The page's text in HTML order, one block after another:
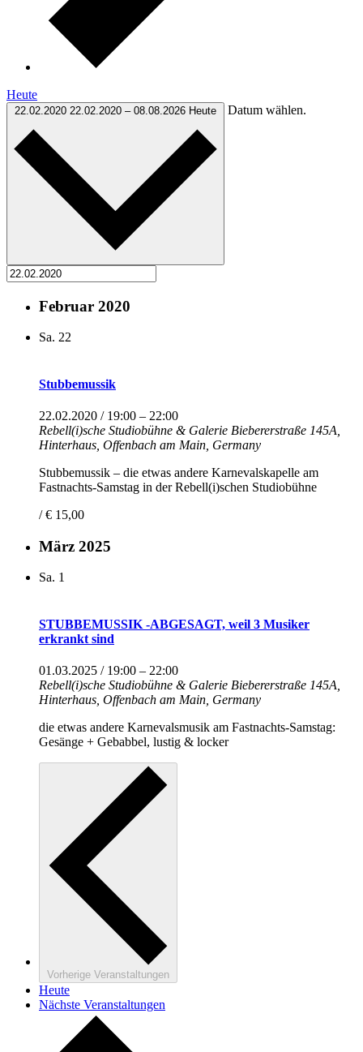
Heute
22.02.2020 22.02.2020 – 08.08.2026 Heute Datum wählen.
Februar 2020
Sa. 22
Stubbemussik
22.02.2020 / 19:00 – 22:00
Rebell(i)sche Studiobühne & Galerie Biebererstraße 145A,
Hinterhaus, Offenbach am Main, Germany
Stubbemussik – die etwas andere Karnevalskapelle am
Fastnachts-Samstag in der Rebell(i)schen Studiobühne
/ € 15,00
März 2025
Sa. 1
STUBBEMUSSIK -ABGESAGT, weil 3 Musiker
erkrankt sind
01.03.2025 / 19:00 – 22:00
Rebell(i)sche Studiobühne & Galerie Biebererstraße 145A,
Hinterhaus, Offenbach am Main, Germany
die etwas andere Karnevalsmusik am Fastnachts-Samstag:
Gesänge + Gebabbel, lustig & locker
Vorherige Veranstaltungen
Heute
Nächste Veranstaltungen